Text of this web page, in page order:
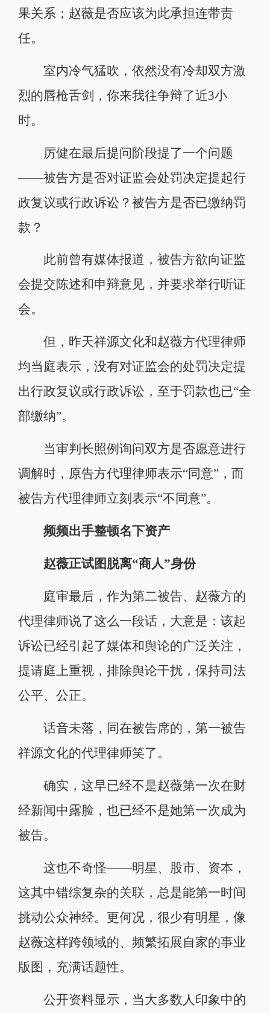
果关系；赵薇是否应该为此承担连带责
任。
室内冷气猛吹，依然没有冷却双方激
烈的唇枪舌剑，你来我往争辩了近3小
时。
厉健在最后提问阶段提了一个问题
——被告方是否对证监会处罚决定提起行
政复议或行政诉讼？被告方是否已缴纳罚
款？
此前曾有媒体报道，被告方欲向证监
会提交陈述和申辩意见，并要求举行听证
会。
但，昨天祥源文化和赵薇方代理律师
均当庭表示，没有对证监会的处罚决定提
出行政复议或行政诉讼，至于罚款也已“全
部缴纳”。
当审判长照例询问双方是否愿意进行
调解时，原告方代理律师表示“同意”，而
被告方代理律师立刻表示“不同意”。
频频出手整顿名下资产
赵薇正试图脱离“商人”身份
庭审最后，作为第二被告、赵薇方的
代理律师说了这么一段话，大意是：该起
诉讼已经引起了媒体和舆论的广泛关注，
提请庭上重视，排除舆论干扰，保持司法
公平、公正。
话音未落，同在被告席的，第一被告
祥源文化的代理律师笑了。
确实，这早已经不是赵薇第一次在财
经新闻中露脸，也已经不是她第一次成为
被告。
这也不奇怪——明星、股市、资本，
这其中错综复杂的关联，总是能第一时间
挑动公众神经。更何况，很少有明星，像
赵薇这样跨领域的、频繁拓展自家的事业
版图，充满话题性。
公开资料显示，当大多数人印象中的